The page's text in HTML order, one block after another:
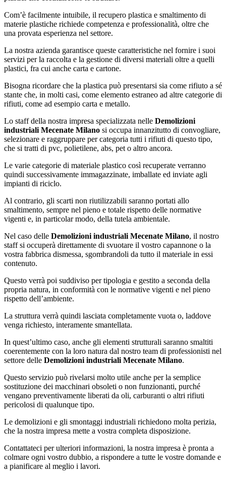
Com’è facilmente intuibile, il recupero plastica e smaltimento di
materie plastiche richiede competenza e professionalità, oltre che
una provata esperienza nel settore.
La nostra azienda garantisce queste caratteristiche nel fornire i suoi
servizi per la raccolta e la gestione di diversi materiali oltre a quelli
plastici, fra cui anche carta e cartone.
Bisogna ricordare che la plastica può presentarsi sia come rifiuto a sé
stante che, in molti casi, come elemento estraneo ad altre categorie di
rifiuti, come ad esempio carta e metallo.
Lo staff della nostra impresa specializzata nelle Demolizioni
industriali Mecenate Milano si occupa innanzitutto di convogliare,
selezionare e raggruppare per categoria tutti i rifiuti di questo tipo,
che si tratti di pvc, polietilene, abs, pet o altro ancora.
Le varie categorie di materiale plastico così recuperate verranno
quindi successivamente immagazzinate, imballate ed inviate agli
impianti di riciclo.
Al contrario, gli scarti non riutilizzabili saranno portati allo
smaltimento, sempre nel pieno e totale rispetto delle normative
vigenti e, in particolar modo, della tutela ambientale.
Nel caso delle Demolizioni industriali Mecenate Milano, il nostro
staff si occuperà direttamente di svuotare il vostro capannone o la
vostra fabbrica dismessa, sgombrandoli da tutto il materiale in essi
contenuto.
Questo verrà poi suddiviso per tipologia e gestito a seconda della
propria natura, in conformità con le normative vigenti e nel pieno
rispetto dell’ambiente.
La struttura verrà quindi lasciata completamente vuota o, laddove
venga richiesto, interamente smantellata.
In quest’ultimo caso, anche gli elementi strutturali saranno smaltiti
coerentemente con la loro natura dal nostro team di professionisti nel
settore delle Demolizioni industriali Mecenate Milano.
Questo servizio può rivelarsi molto utile anche per la semplice
sostituzione dei macchinari obsoleti o non funzionanti, purché
vengano preventivamente liberati da oli, carburanti o altri rifiuti
pericolosi di qualunque tipo.
Le demolizioni e gli smontaggi industriali richiedono molta perizia,
che la nostra impresa mette a vostra completa disposizione.
Contattateci per ulteriori informazioni, la nostra impresa è pronta a
colmare ogni vostro dubbio, a rispondere a tutte le vostre domande e
a pianificare al meglio i lavori.